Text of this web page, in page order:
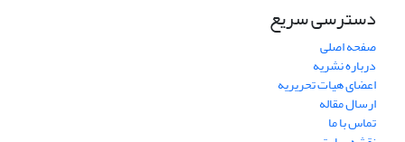
دسترسی سریع
صفحه اصلی
درباره نشریه
اعضای هیات تحریریه
ارسال مقاله
تماس با ما